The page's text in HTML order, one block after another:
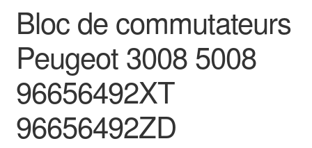
Bloc de commutateurs
Peugeot 3008 5008
96656492XT
96656492ZD